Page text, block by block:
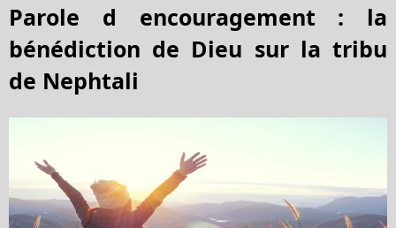
Parole d encouragement : la
bénédiction de Dieu sur la tribu
de Nephtali